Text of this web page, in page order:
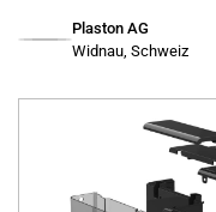
Plaston AG
Widnau, Schweiz